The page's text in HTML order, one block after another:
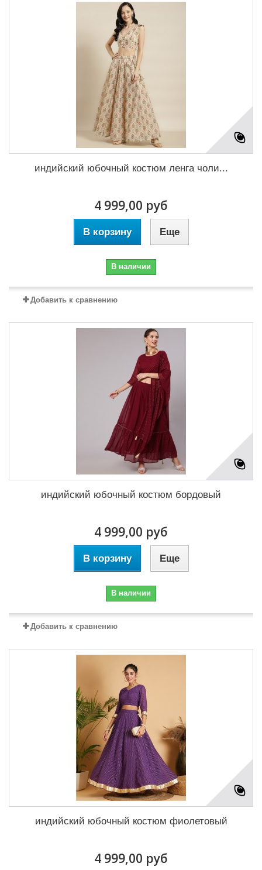
индийский юбочный костюм ленга чоли...
4 999,00 руб
В корзину Еще
В наличии
Добавить к сравнению
индийский юбочный костюм бордовый
4 999,00 руб
В корзину Еще
В наличии
Добавить к сравнению
индийский юбочный костюм фиолетовый
4 999,00 руб